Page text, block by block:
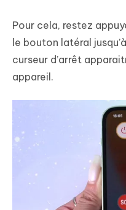
Pour cela, restez
le bouton latéral
curseur d’arrêt
appareil.